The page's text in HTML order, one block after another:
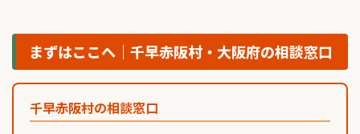
まずはここへ｜千早赤阪村・大阪府の相談窓口
千早赤阪村の相談窓口